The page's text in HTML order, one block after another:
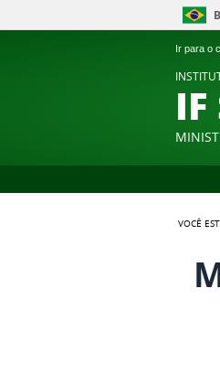
Ir para o
IF
VOCÊ